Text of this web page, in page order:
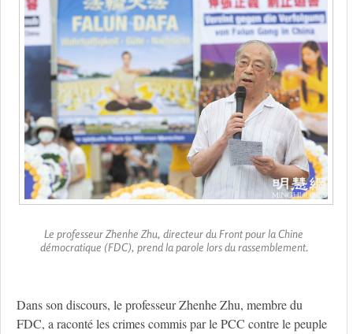
Le professeur Zhenhe Zhu, directeur du Front pour la Chine
démocratique (FDC), prend la parole lors du rassemblement.
Dans son discours, le professeur Zhenhe Zhu, membre du
FDC, a raconté les crimes commis par le PCC contre le peuple